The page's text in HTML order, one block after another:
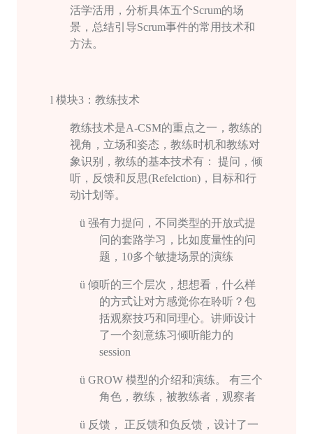
活学活用，分析具体五个Scrum的场
景，总结引导Scrum事件的常⽤技术和
⽅法。
l 模块3 ：教练技术
教练技术是A-CSM的重点之一，教练的
视⻆，立场和姿态，教练时机和教练对
象识别，教练的基本技术有： 提问，倾
听，反馈和反思(Refelction) ，目标和行
动计划等。
ü 强有力提问，不同类型的开放式提
问的套路学习，比如度量性的问
题， 10多个敏捷场景的演练
ü 倾听的三个层次，想想看，什么样
的方式让对方感觉你在聆听？包
括观察技巧和同理心。讲师设计
了一个刻意练习倾听能力的
session
ü GROW 模型的介绍和演练。 有三个
角色，教练，被教练者，观察者
ü 反馈， 正反馈和负反馈，设计了一